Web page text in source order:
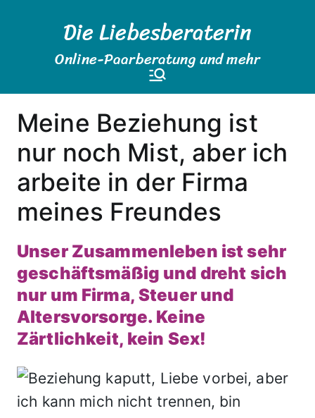
Die Liebesberaterin
Online-Paarberatung und mehr
Meine Beziehung ist
nur noch Mist, aber ich
arbeite in der Firma
meines Freundes
Unser Zusammenleben ist sehr
geschäftsmäßig und dreht sich
nur um Firma, Steuer und
Altersvorsorge. Keine
Zärtlichkeit, kein Sex!